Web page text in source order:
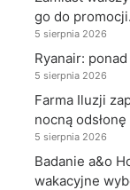
go do
5 sierpnia 2026
Ryanair:
5 sierpnia 2026
Farma Iluzji
nocną
5 sierpnia 2026
Badanie a&o
wakacyjne